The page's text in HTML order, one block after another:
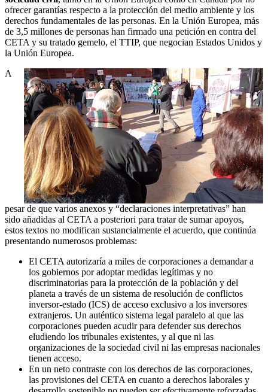
ofrecer garantías respecto a la protección del medio ambiente y los
derechos fundamentales de las personas. En la Unión Europea, más
de 3,5 millones de personas han firmado una petición en contra del
CETA y su tratado gemelo, el TTIP, que negocian Estados Unidos y
la Unión Europea.
A
pesar de que varios anexos y “declaraciones interpretativas” han
sido añadidas al CETA a posteriori para tratar de sumar apoyos,
estos textos no modifican sustancialmente el acuerdo, que continúa
presentando numerosos problemas:
El CETA autorizaría a miles de corporaciones a demandar a
los gobiernos por adoptar medidas legítimas y no
discriminatorias para la protección de la población y del
planeta a través de un sistema de resolución de conflictos
inversor-estado (ICS) de acceso exclusivo a los inversores
extranjeros. Un auténtico sistema legal paralelo al que las
corporaciones pueden acudir para defender sus derechos
eludiendo los tribunales existentes, y al que ni las
organizaciones de la sociedad civil ni las empresas nacionales
tienen acceso.
En un neto contraste con los derechos de las corporaciones,
las provisiones del CETA en cuanto a derechos laborales y